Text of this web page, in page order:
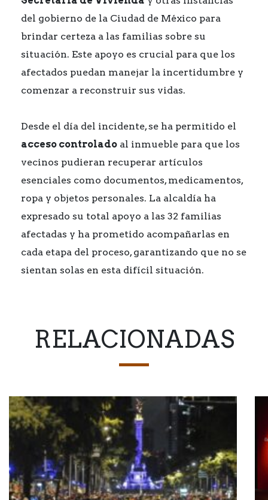
del gobierno de la Ciudad de México para
brindar certeza a las familias sobre su
situación. Este apoyo es crucial para que los
afectados puedan manejar la incertidumbre y
comenzar a reconstruir sus vidas.
Desde el día del incidente, se ha permitido el
acceso controlado al inmueble para que los
vecinos pudieran recuperar artículos
esenciales como documentos, medicamentos,
ropa y objetos personales. La alcaldía ha
expresado su total apoyo a las 32 familias
afectadas y ha prometido acompañarlas en
cada etapa del proceso, garantizando que no se
sientan solas en esta difícil situación.
RELACIONADAS